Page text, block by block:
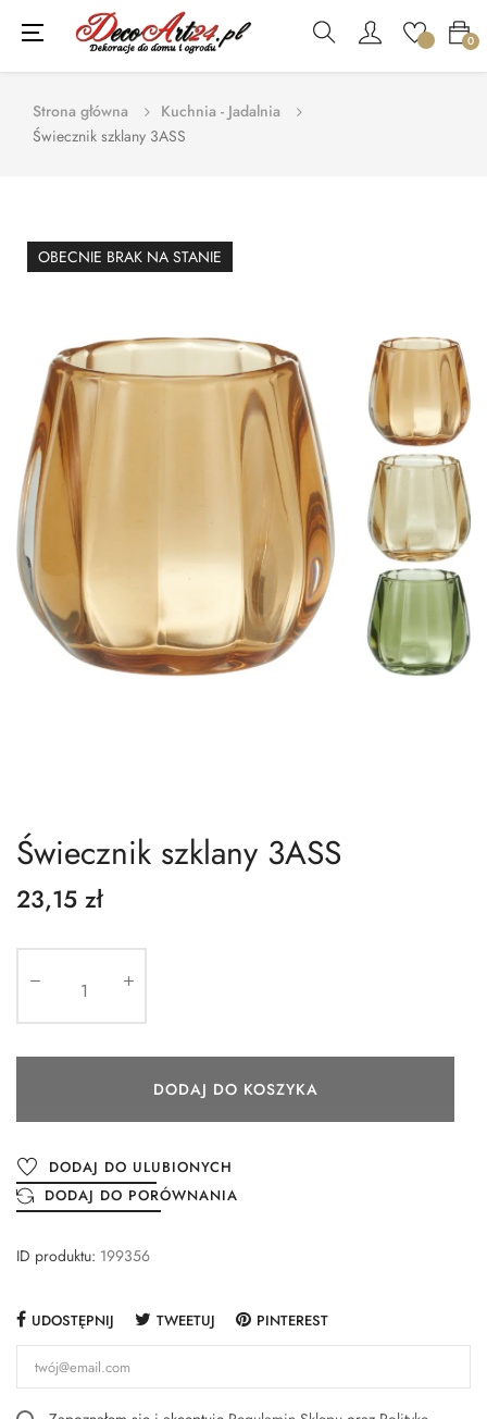
0
Toggle
navigation
☰
Strona główna
Kuchnia - Jadalnia
Świecznik szklany 3ASS
OBECNIE BRAK NA STANIE
Świecznik szklany 3ASS
23,15 zł
DODAJ DO KOSZYKA
DODAJ DO ULUBIONYCH
DODAJ DO PORÓWNANIA
ID produktu: 199356
UDOSTĘPNIJ TWEETUJ PINTEREST